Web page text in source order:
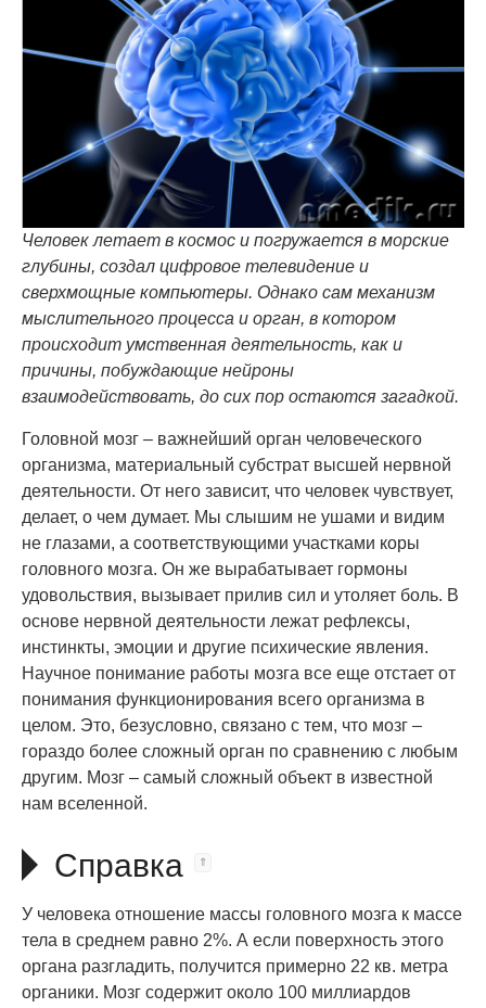
Человек летает в космос и погружается в морские
глубины, создал цифровое телевидение и
сверхмощные компьютеры. Однако сам механизм
мыслительного процесса и орган, в котором
происходит умственная деятельность, как и
причины, побуждающие нейроны
взаимодействовать, до сих пор остаются загадкой.
Головной мозг – важнейший орган человеческого
организма, материальный субстрат высшей нервной
деятельности. От него зависит, что человек чувствует,
делает, о чем думает. Мы слышим не ушами и видим
не глазами, а соответствующими участками коры
головного мозга. Он же вырабатывает гормоны
удовольствия, вызывает прилив сил и утоляет боль. В
основе нервной деятельности лежат рефлексы,
инстинкты, эмоции и другие психические явления.
Научное понимание работы мозга все еще отстает от
понимания функционирования всего организма в
целом. Это, безусловно, связано с тем, что мозг –
гораздо более сложный орган по сравнению с любым
другим. Мозг – самый сложный объект в известной
нам вселенной.
Справка
У человека отношение массы головного мозга к массе
тела в среднем равно 2%. А если поверхность этого
органа разгладить, получится примерно 22 кв. метра
органики. Мозг содержит около 100 миллиардов